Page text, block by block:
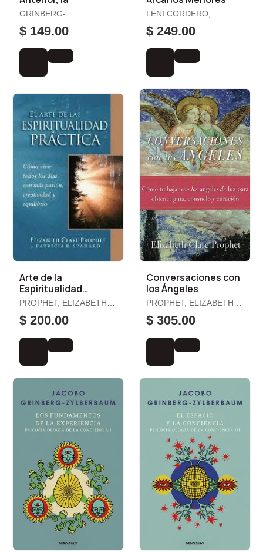
GRINBERG-
ZYLBERBAUM, JACOBO
$ 149.00
LENI CORDERO,
VÍCTOR
$ 249.00
Arte de la
Espiritualidad
Práctica, el
PROPHET, ELIZABETH
CLARE / SPADARO,
PATRICIA R.
$ 200.00
Conversaciones con
los Ángeles
PROPHET, ELIZABETH
CLARE
$ 305.00